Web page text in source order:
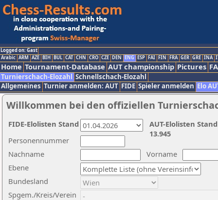
Logged on: Gast
Arabic ARM AZE BIH BUL CAT CHN CRO CZE DEN ENG ESP FAI FIN FRA GER GRE INA
Home Tournament-Database AUT championship Pictures
Turnierschach-Elozahl Schnellschach-Elozahl
Allgemeines Turnier anmelden: AUT FIDE Spieler anmelden Elo
Willkommen bei den offiziellen
Nachname
Vorname
Ebene
Personennummer
Bundesland
Spgem./Kreis/Verein
AUT-Elolisten
13.945
FIDE-Elolisten Stand